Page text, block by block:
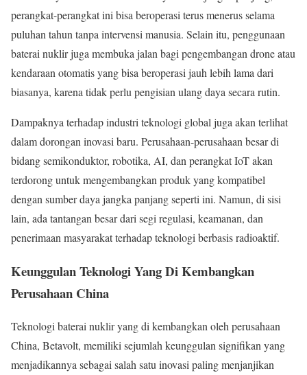
perangkat-perangkat ini bisa beroperasi terus menerus selama
puluhan tahun tanpa intervensi manusia. Selain itu, penggunaan
baterai nuklir juga membuka jalan bagi pengembangan drone atau
kendaraan otomatis yang bisa beroperasi jauh lebih lama dari
biasanya, karena tidak perlu pengisian ulang daya secara rutin.
Dampaknya terhadap industri teknologi global juga akan terlihat
dalam dorongan inovasi baru. Perusahaan-perusahaan besar di
bidang semikonduktor, robotika, AI, dan perangkat IoT akan
terdorong untuk mengembangkan produk yang kompatibel
dengan sumber daya jangka panjang seperti ini. Namun, di sisi
lain, ada tantangan besar dari segi regulasi, keamanan, dan
penerimaan masyarakat terhadap teknologi berbasis radioaktif.
Keunggulan Teknologi Yang Di Kembangkan
Perusahaan China
Teknologi baterai nuklir yang di kembangkan oleh perusahaan
China, Betavolt, memiliki sejumlah keunggulan signifikan yang
menjadikannya sebagai salah satu inovasi paling menjanjikan